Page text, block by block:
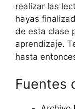
realizar las
hayas
de esta clase
aprendizaje.
hasta
Fuentes